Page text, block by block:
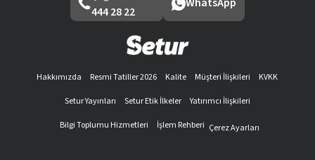
444 28 22
Hakkımızda Resmi Tatiller 2026 Kalite Müşteri İlişkileri
KVKK
Setur Yayınları
Setur Etik İlkeler
Yatırımcı İlişkileri
Bilgi Toplumu Hizmetleri
İşlem Rehberi Çerez Ayarları